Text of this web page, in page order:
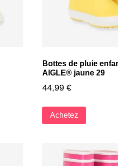
Bottes de pluie
AIGLE® jaune 29
44,99 €
Achetez